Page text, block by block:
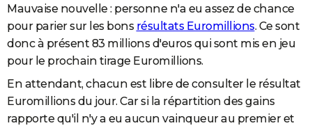
Alimentation
Guide de la santé
Médicaments
VOYAGE
Destinations
City break
Voyage nature
Voyage de noces
Forum
Climat
+
GUIDES D'ACHAT
BONS PLANS
Mauvaise nouvelle : personne n'a eu assez de chance
pour parier sur les bons résultats Euromillions. Ce sont
donc à présent 83 millions d'euros qui sont mis en jeu
pour le prochain tirage Euromillions.
En attendant, chacun est libre de consulter le résultat
Euromillions du jour. Car si la répartition des gains
rapporte qu'il n'y a eu aucun vainqueur au premier et